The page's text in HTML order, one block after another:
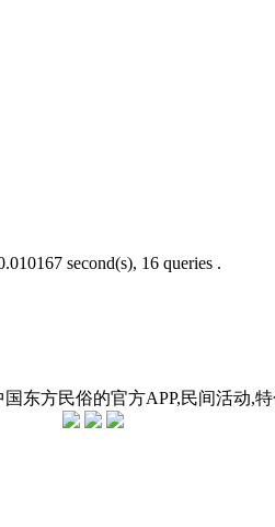
second(s), 16 queries .
东方民俗的官方APP,民间活动,